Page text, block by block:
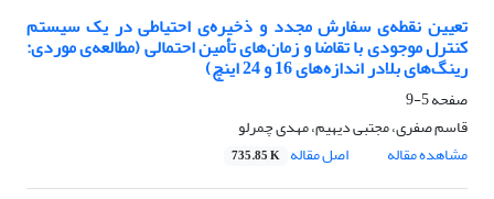
تعیین نقطه‌ی‌ سفارش مجدد و ذخیره‌ی احتیاطی در یک سیستم
کنترل موجودی با تقاضا و زمان‌های تأمین احتمالی (مطالعه‌ی موردی:
رینگ‌های بلادر اندازه‌های 16 و 24 اینچ)
صفحه5-9
قاسم صفری، مجتبی دیهیم، مهدی چمرلو
مشاهده مقاله
اصل مقاله 735.85 K